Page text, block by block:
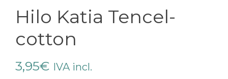
Hilo Katia Tencel-
cotton
3,95€ IVA incl.